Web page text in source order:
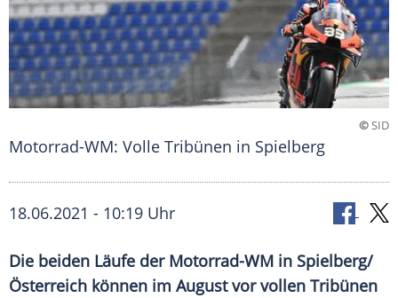
©SID
Motorrad-WM: Volle Tribünen in Spielberg
18.06.2021 - 10:19 Uhr
Die beiden Läufe der Motorrad-WM in Spielberg/
Österreich können im August vor vollen Tribünen